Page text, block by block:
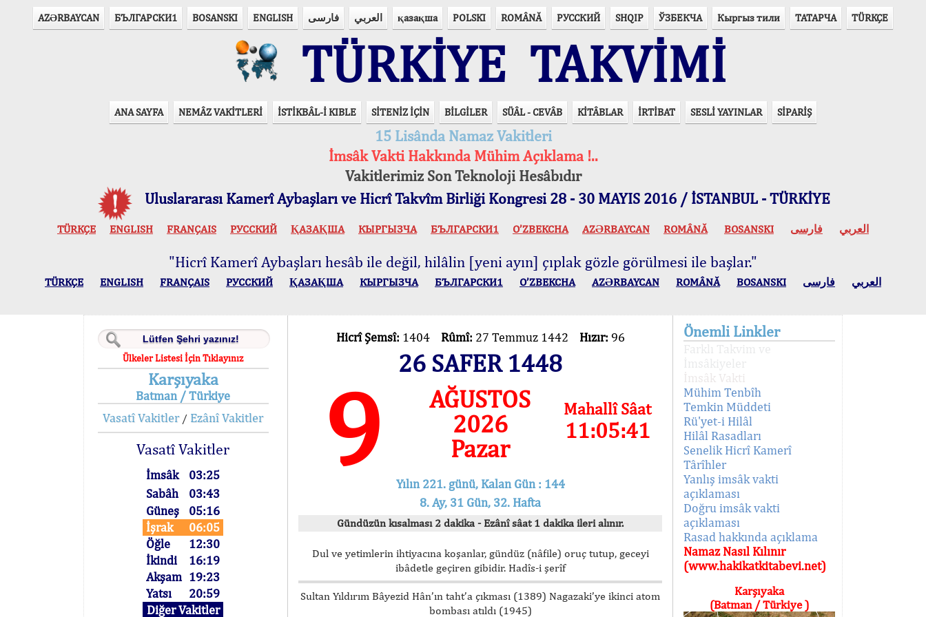
AZӘRBAYCAN БЪЛГАРСКИ1 BOSANSKI ENGLISH فارسی العربي қазақша POLSKI ROMÂNĂ РУССКИЙ SHQIP ЎЗБЕКЧА Кыргыз тили ТАТАРЧА TÜRKÇE
TÜRKİYE TAKVİMİ
ANA SAYFA NEMÂZ VAKİTLERİ İSTİKBÂL-İ KIBLE SİTENİZ İÇİN BİLGİLER SÜÂL - CEVÂB KİTÂBLAR İRTİBAT SESLİ YAYINLAR SİPARİŞ
15 Lisânda Namaz Vakitleri
İmsâk Vakti Hakkında Mühim Açıklama !..
Vakitlerimiz Son Teknoloji Hesâbıdır
Uluslararası Kamerî Aybaşları ve Hicrî Takvîm Birliği Kongresi 28 - 30 MAYIS 2016 / İSTANBUL - TÜRKİYE
TÜRKÇE ENGLISH FRANÇAIS РУССКИЙ ҚАЗАҚША КЫPГЫЗЧA БЪЛГАРСКИ1 O’ZBEKCHA AZӘRBAYCAN ROMÂNĂ BOSANSKI العربي فارسی
"Hicrî Kamerî Aybaşları hesâb ile değil, hilâlin [yeni ayın] çıplak gözle görülmesi ile başlar."
TÜRKÇE ENGLISH FRANÇAIS РУССКИЙ ҚАЗАҚША КЫPГЫЗЧA БЪЛГАРСКИ1 O’ZBEKCHA AZӘRBAYCAN ROMÂNĂ BOSANSKI العربي فارسی
Ülkeler Listesi İçin Tıklayınız
Karşıyaka
Batman / Türkiye
Vasatî Vakitler/ Ezânî Vakitler
Vasatî Vakitler
İmsâk
03:25
Sabâh
03:43
Güneş
05:16
İşrak
06:05
Öğle
12:30
İkindi
16:19
Akşam 19:23
Yatsı
20:59
Diğer Vakitler
Hicrî Şemsî: 1404 Rûmî: 27 Temmuz 1442 Hızır: 96
26 SAFER 1448
9
AĞUSTOS
2026
Pazar
Mahallî Sâat
11:05:41
Yılın 221. günü, Kalan Gün : 144
8. Ay, 31 Gün, 32. Hafta
Gündüzün kısalması 2 dakika - Ezânî sâat 1 dakika ileri alınır.
Dul ve yetimlerin ihtiyacına koşanlar, gündüz (nâfile) oruç tutup, geceyi
ibâdetle geçiren gibidir. Hadîs-i şerîf
Sultan Yıldırım Bâyezid Hân’ın taht’a çıkması (1389) Nagazaki’ye ikinci atom
bombası atıldı (1945)
Önemli Linkler
Mühim Tenbîh
Temkin Müddeti
Rü'yet-i Hilâl
Hilâl Rasadları
Senelik Hicrî Kamerî
Târîhler
Yanlış imsâk vakti
açıklaması
Doğru imsâk vakti
açıklaması
Rasad hakkında açıklama
Namaz Nasıl Kılınır
(www.hakikatkitabevi.net)
Karşıyaka
(Batman / Türkiye )